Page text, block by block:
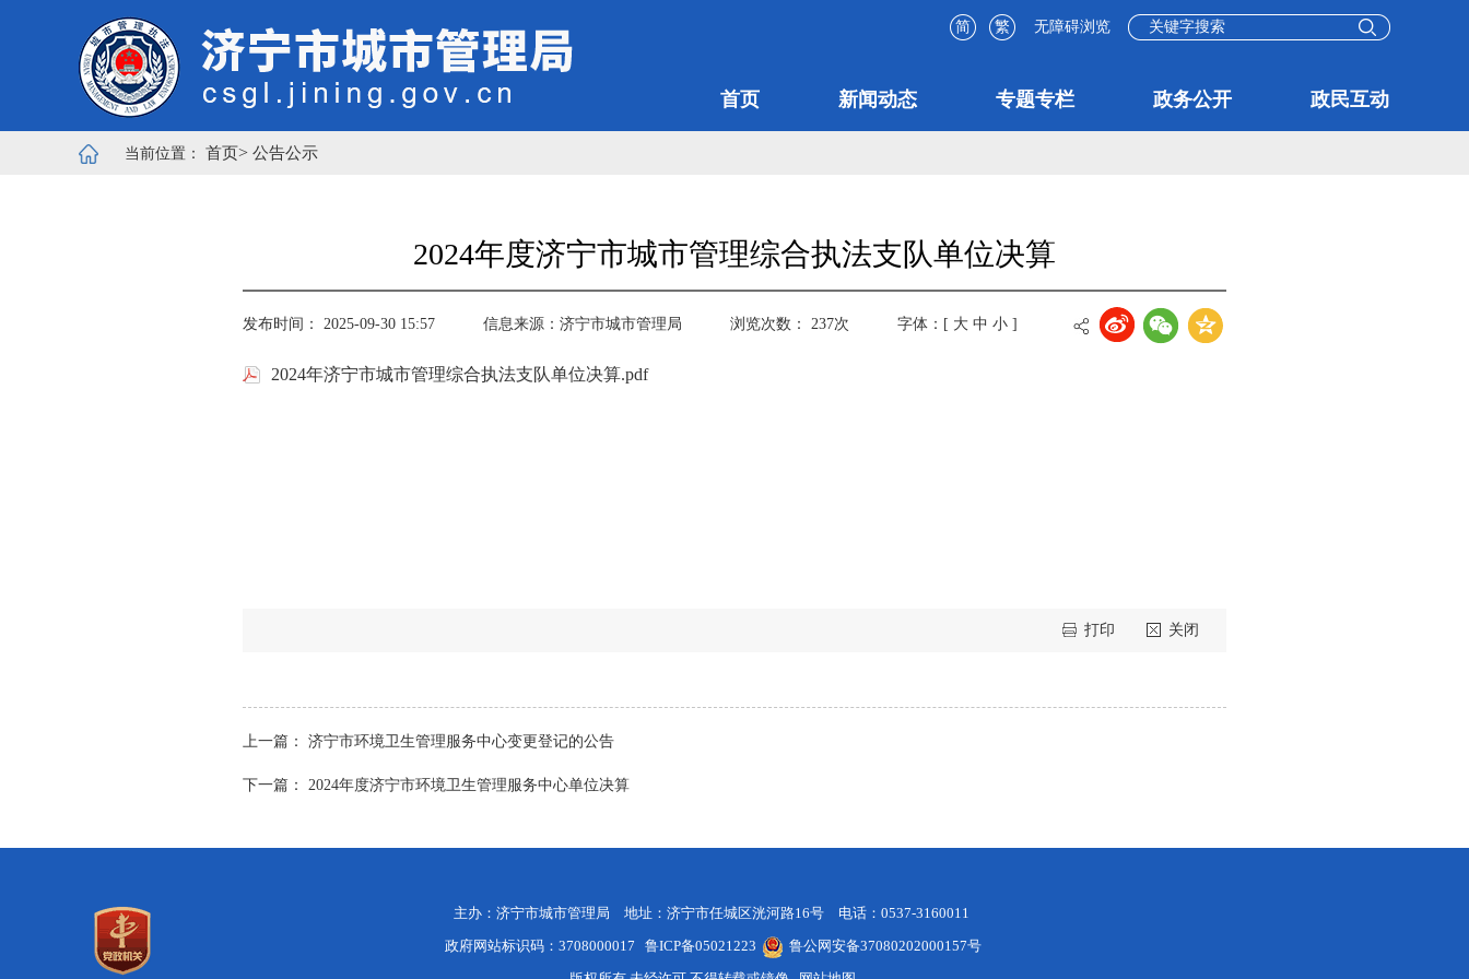
简 繁 无障碍浏览
首页 新闻动态 专题专栏 政务公开 政民互动
当前位置： 首页> 公告公示
2024年度济宁市城市管理综合执法支队单位决算
发布时间： 2025-09-30 15:57 信息来源： 济宁市城市管理局 浏览次数： 237次 字体：[ 大 中 小 ]
2024年济宁市城市管理综合执法支队单位决算.pdf
打印 关闭
上一篇： 济宁市环境卫生管理服务中心变更登记的公告
下一篇： 2024年度济宁市环境卫生管理服务中心单位决算
主办：济宁市城市管理局 地址：济宁市任城区洸河路16号 电话：0537-3160011
政府网站标识码：3708000017 鲁ICP备05021223
鲁公网安备37080202000157号